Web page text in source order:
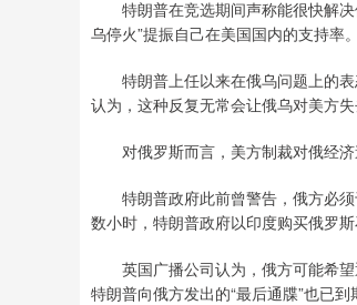
特朗普在竞选期间声称能很快解决
乌停火”提振自己在美国国内的支持率
特朗普上任以来在俄乌问题上的表
认为，这种反复无常会让俄乌对美方
对俄罗斯而言，美方制裁对俄经济
特朗普政府此前曾警告，俄方必须
数小时，特朗普政府以印度购买俄罗
英国广播公司认为，俄方可能希望
特朗普向俄方发出的“最后通牒”也已